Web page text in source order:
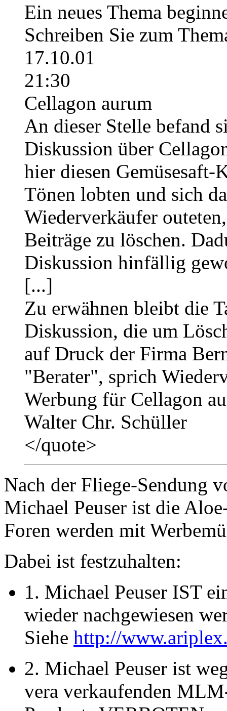
Ein neues Thema
Schreiben Sie zum
17.10.01
21:30
Cellagon aurum
An dieser Stelle befand
Diskussion über
hier diesen Gemüsesaft-
Tönen lobten und sich
Wiederverkäufer
Beiträge zu löschen.
Diskussion hinfällig
[...]
Zu erwähnen bleibt die
Diskussion, die um
auf Druck der Firma
"Berater", sprich
Werbung für Cellagon
Walter Chr. Schüller
</quote>
Nach der Fliege-Sendung
Michael Peuser ist die
Foren werden mit
Dabei ist festzuhalten:
1. Michael Peuser IST
wieder nachgewiesen
Siehe http://
2. Michael Peuser ist
vera verkaufenden